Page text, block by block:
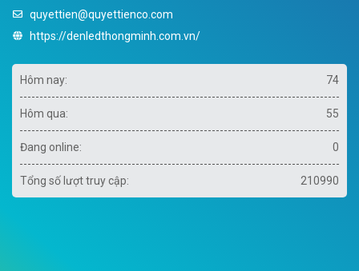
quyettien@quyettienco.com
https://denledthongminh.com.vn/
74
Hôm nay:
55
Hôm qua:
0
Đang online:
210990
Tổng số lượt truy cập: